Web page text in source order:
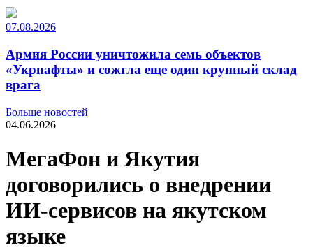
07.08.2026
Армия России уничтожила семь объектов
«Укрнафты» и сожгла еще один крупный склад
врага
Больше новостей
04.06.2026
МегаФон и Якутия
договорились о внедрении
ИИ-сервисов на якутском
языке